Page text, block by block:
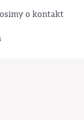
o kontakt